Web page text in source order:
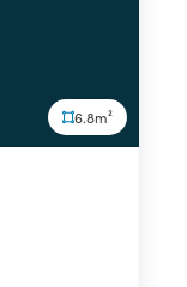
6.8m²